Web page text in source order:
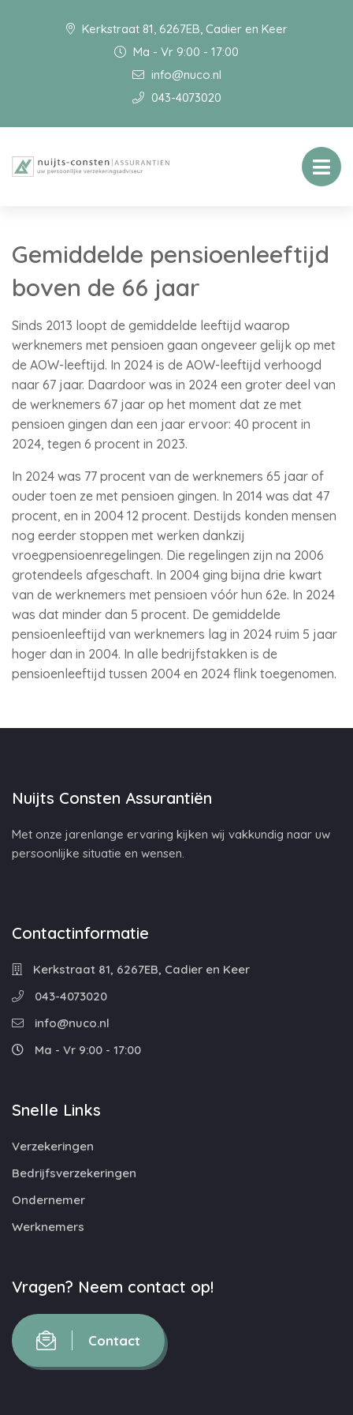
Kerkstraat 81, 6267EB, Cadier en Keer
Ma - Vr 9:00 - 17:00
info@nuco.nl
043-4073020
Gemiddelde pensioenleeftijd
boven de 66 jaar
Sinds 2013 loopt de gemiddelde leeftijd waarop
werknemers met pensioen gaan ongeveer gelijk op met
de AOW-leeftijd. In 2024 is de AOW-leeftijd verhoogd
naar 67 jaar. Daardoor was in 2024 een groter deel van
de werknemers 67 jaar op het moment dat ze met
pensioen gingen dan een jaar ervoor: 40 procent in
2024, tegen 6 procent in 2023.
In 2024 was 77 procent van de werknemers 65 jaar of
ouder toen ze met pensioen gingen. In 2014 was dat 47
procent, en in 2004 12 procent. Destijds konden mensen
nog eerder stoppen met werken dankzij
vroegpensioenregelingen. Die regelingen zijn na 2006
grotendeels afgeschaft. In 2004 ging bijna drie kwart
van de werknemers met pensioen vóór hun 62e. In 2024
was dat minder dan 5 procent. De gemiddelde
pensioenleeftijd van werknemers lag in 2024 ruim 5 jaar
hoger dan in 2004. In alle bedrijfstakken is de
pensioenleeftijd tussen 2004 en 2024 flink toegenomen.
Nuijts Consten Assurantiën
Met onze jarenlange ervaring kijken wij vakkundig naar uw
persoonlijke situatie en wensen.
Contactinformatie
Kerkstraat 81, 6267EB, Cadier en Keer
043-4073020
info@nuco.nl
Ma - Vr 9:00 - 17:00
Snelle Links
Verzekeringen
Bedrijfsverzekeringen
Ondernemer
Werknemers
Vragen? Neem contact op!
Contact